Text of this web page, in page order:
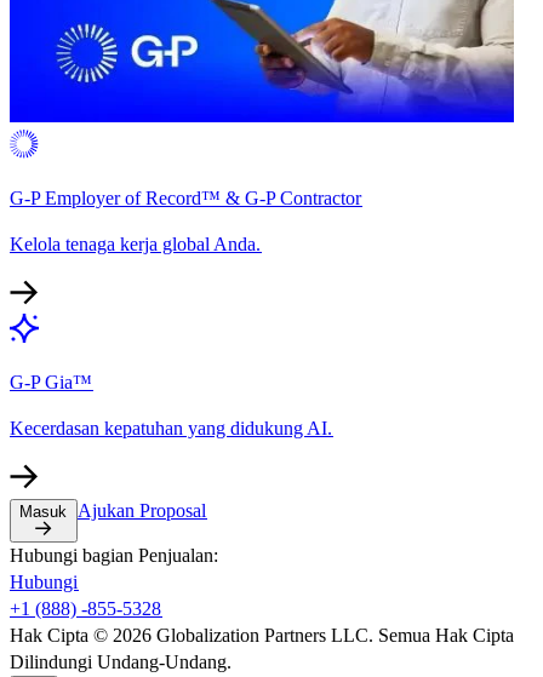
G-P Employer of Record™ & G-P Contractor​​
Kelola tenaga kerja global Anda.​​
G-P Gia™​​
Kecerdasan kepatuhan yang didukung AI.​​
Masuk​​ Ajukan Proposal​​
Hubungi bagian Penjualan:​​
Hubungi​​
+1 (888) -855-5328​​
Hak Cipta © 2026 Globalization Partners LLC. Semua Hak Cipta
Dilindungi Undang-Undang.​​